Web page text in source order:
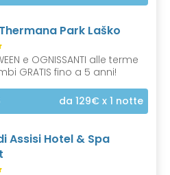
Park Laško
e OGNISSANTI alle terme
GRATIS fino a 5 anni!
da 129€ x 1 notte
Assisi Hotel & Spa